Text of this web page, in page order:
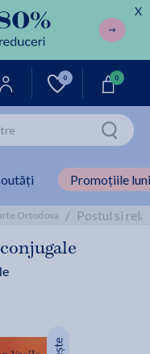
X
0 0
Promoțiile
Ortodoxa / Postul si